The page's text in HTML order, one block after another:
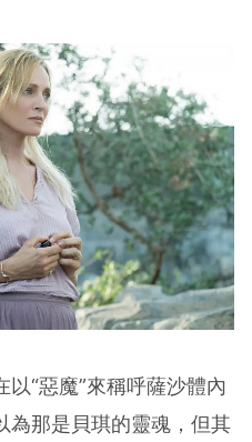
“惡魔”來稱呼薩沙體內
為那是貝琪的靈魂，但其